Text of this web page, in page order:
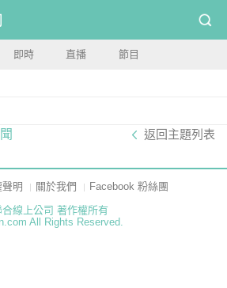
即時 直播 節目
返回主題列表
明 關於我們
Facebook 粉絲團
合線上公司 著作權所有
All Rights Reserved.